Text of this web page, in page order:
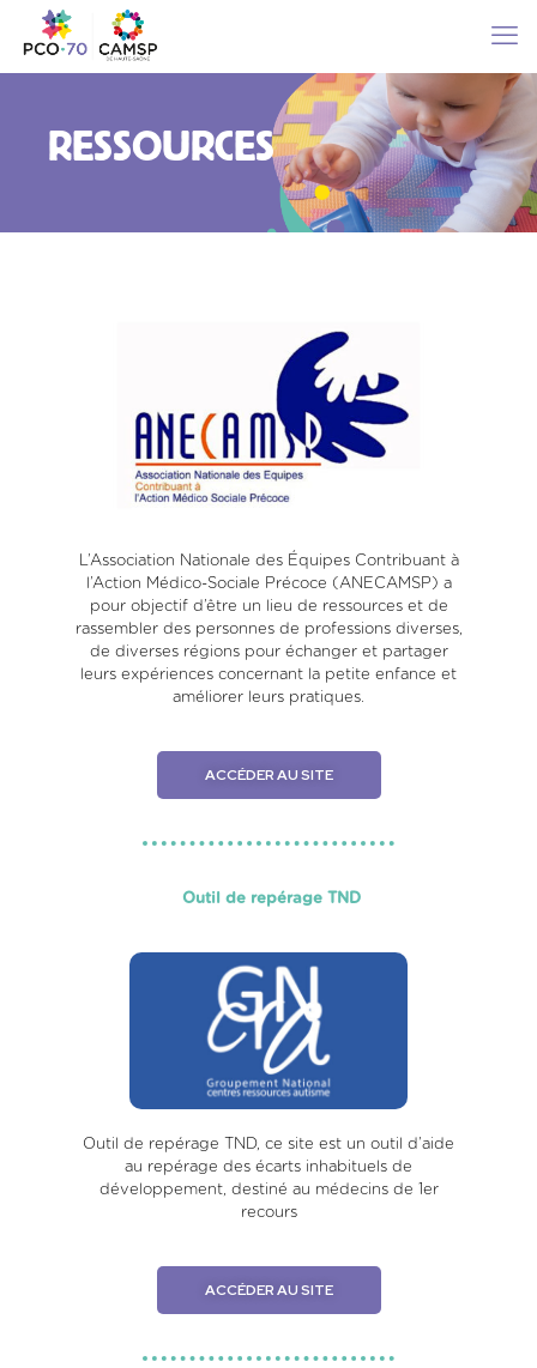
RESSOURCES
L’Association Nationale des Équipes Contribuant à
l’Action Médico-Sociale Précoce (ANECAMSP) a
pour objectif d’être un lieu de ressources et de
rassembler des personnes de professions diverses,
de diverses régions pour échanger et partager
leurs expériences concernant la petite enfance et
améliorer leurs pratiques.
ACCÉDER AU SITE
Outil de repérage TND
Outil de repérage TND, ce site est un outil d’aide
au repérage des écarts inhabituels de
développement, destiné au médecins de 1er
recours
ACCÉDER AU SITE